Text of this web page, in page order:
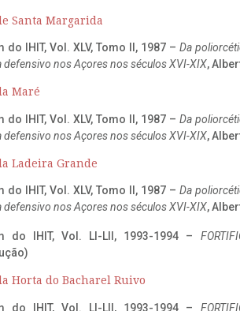
Santa Margarida
do IHIT, Vol. XLV, Tomo II, 1987 – Da
defensivo nos Açores nos séculos XVI-XIX,
Maré
do IHIT, Vol. XLV, Tomo II, 1987 – Da
defensivo nos Açores nos séculos XVI-XIX,
Ladeira Grande
do IHIT, Vol. XLV, Tomo II, 1987 – Da
defensivo nos Açores nos séculos XVI-XIX,
do IHIT, Vol. LI-LII, 1993-1994 –
Horta do Bacharel Ruivo
do IHIT, Vol. LI-LII, 1993-1994 –